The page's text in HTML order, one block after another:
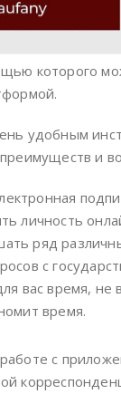
которого
удобным
и
личность
ряд
с
вас время, не
время.
с